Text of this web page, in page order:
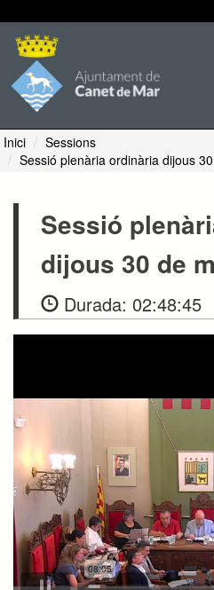
Inici
Sessions
Sessió plenària ordinària dijous
Sessió
dijous 30 de
Durada: 02:48:45